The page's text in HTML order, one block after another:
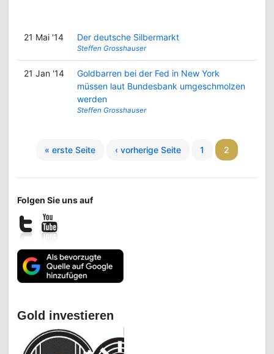
21 Mai '14 Der deutsche Silbermarkt
Steffen Grosshauser
21 Jan '14
Goldbarren bei der Fed in New York
müssen laut Bundesbank umgeschmolzen
werden
Steffen Grosshauser
« erste Seite ‹ vorherige Seite 1 2
Folgen Sie uns auf
Gold investieren